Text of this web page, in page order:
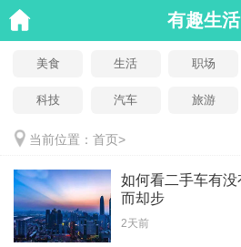
有趣生活
美食 生活 职场
科技 汽车 旅游
当前位置： 首页>
如何看二手车有
而却步
2天前